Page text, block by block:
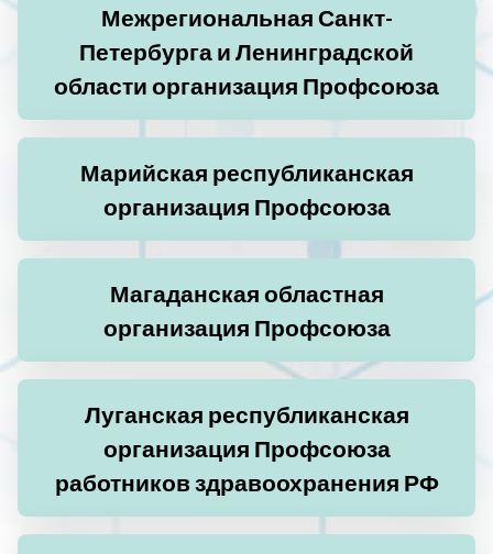
Межрегиональная Санкт-
Петербурга и Ленинградской
области организация Профсоюза
Марийская республиканская
организация Профсоюза
Магаданская областная
организация Профсоюза
Луганская республиканская
организация Профсоюза
работников здравоохранения РФ